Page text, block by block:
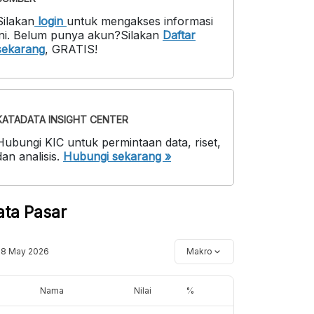
login untuk mengakses informasi
. Belum punya akun?Silakan Daftar
, GRATIS!
INSIGHT CENTER
KIC untuk permintaan data, riset,
analisis. Hubungi sekarang »
Pasar
May 2026 Makro
Nama Nilai %